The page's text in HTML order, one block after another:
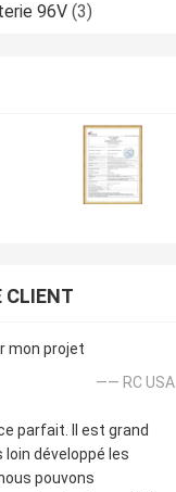
96V (3)
CLIENT
mon projet
—— RC USA
parfait. Il est grand
loin développé les
pouvons